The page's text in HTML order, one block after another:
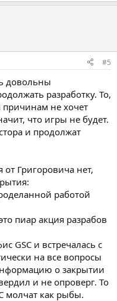
#5
довольны
разработку. То,
причинам не хочет
что игры не будет.
и продолжат
Григоровича нет,
работой
пиар акция разрабов
GSC и встречалась с
на все вопросы
о закрытии
и не опроверг. То
молчат как рыбы.